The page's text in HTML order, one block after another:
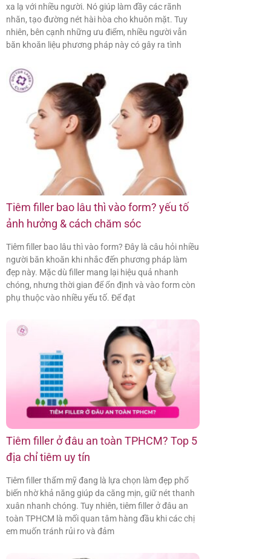
xa lạ với nhiều người. Nó giúp làm đầy các rãnh
nhăn, tạo đường nét hài hòa cho khuôn mặt. Tuy
nhiên, bên cạnh những ưu điểm, nhiều người vẫn
băn khoăn liệu phương pháp này có gây ra tình
Tiêm filler bao lâu thì vào form? yếu tố
ảnh hưởng & cách chăm sóc
Tiêm filler bao lâu thì vào form? Đây là câu hỏi nhiều
người băn khoăn khi nhắc đến phương pháp làm
đẹp này. Mặc dù filler mang lại hiệu quả nhanh
chóng, nhưng thời gian để ổn định và vào form còn
phụ thuộc vào nhiều yếu tố. Để đạt
Tiêm filler ở đâu an toàn TPHCM? Top 5
địa chỉ tiêm uy tín
Tiêm filler thẩm mỹ đang là lựa chọn làm đẹp phổ
biến nhờ khả năng giúp da căng mịn, giữ nét thanh
xuân nhanh chóng. Tuy nhiên, tiêm filler ở đâu an
toàn TPHCM là mối quan tâm hàng đầu khi các chị
em muốn tránh rủi ro và đảm